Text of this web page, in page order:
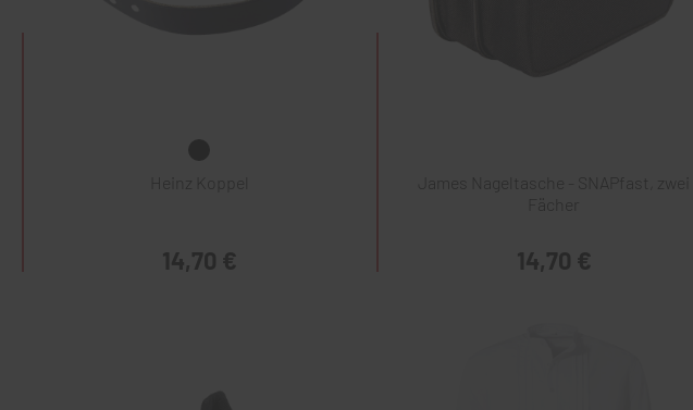
14,70 €
James Nageltasche - SNAPfast, zwei
14,70 €